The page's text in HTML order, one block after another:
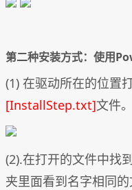
第二种安装方式：使用
(1) 在驱动所在的位置
[InstallStep.txt]文件。
(2).在打开的文件中找
夹里面看到名字相同